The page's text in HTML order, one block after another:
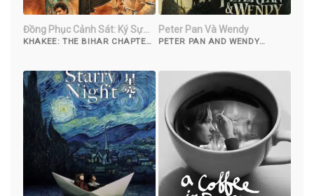
Đồng Phục Cảnh Sát: Ký Sự
Bihar
KHAKEE: THE BIHAR CHAPTER
Peter Pan Và Wendy
PETER PAN AND WENDY